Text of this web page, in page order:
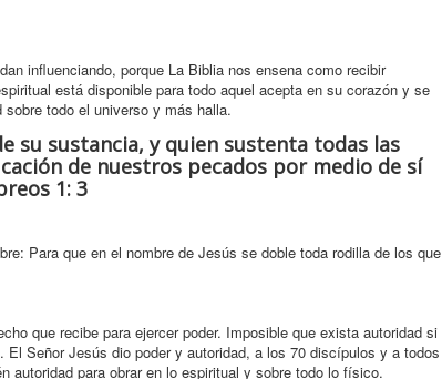
influenciando, porque La Biblia nos ensena como recibir
está disponible para todo aquel acepta en su corazón y se
todo el universo y más halla.
su sustancia, y quien sustenta todas las
de nuestros pecados por medio de sí
1: 3
Para que en el nombre de Jesús se doble toda rodilla de los que
que recibe para ejercer poder. Imposible que exista autoridad si
Señor Jesús dio poder y autoridad, a los 70 discípulos y a todos
autoridad para obrar en lo espiritual y sobre todo lo físico.